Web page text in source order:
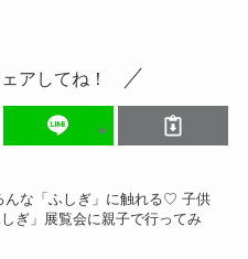
アしてね！
んな「ふしぎ」に触れる♡ 子供
ぎ」展覧会に親子で行ってみ